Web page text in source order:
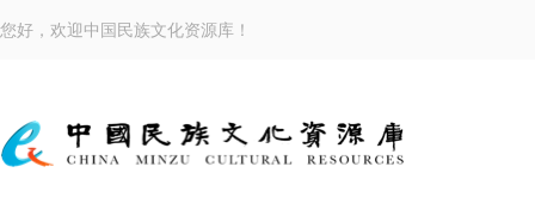
您好，欢迎中国民族文化资源库！